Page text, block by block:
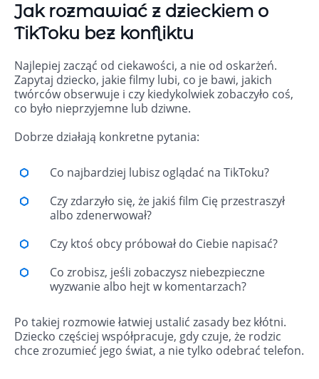
Jak rozmawiać z dzieckiem o
TikToku bez konfliktu
Najlepiej zacząć od ciekawości, a nie od oskarżeń.
Zapytaj dziecko, jakie filmy lubi, co je bawi, jakich
twórców obserwuje i czy kiedykolwiek zobaczyło coś,
co było nieprzyjemne lub dziwne.
Dobrze działają konkretne pytania:
Co najbardziej lubisz oglądać na TikToku?
Czy zdarzyło się, że jakiś film Cię przestraszył
albo zdenerwował?
Czy ktoś obcy próbował do Ciebie napisać?
Co zrobisz, jeśli zobaczysz niebezpieczne
wyzwanie albo hejt w komentarzach?
Po takiej rozmowie łatwiej ustalić zasady bez kłótni.
Dziecko częściej współpracuje, gdy czuje, że rodzic
chce zrozumieć jego świat, a nie tylko odebrać telefon.